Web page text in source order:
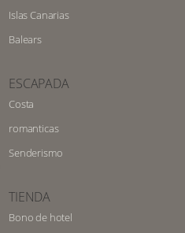
Islas Canarias
Balears
ESCAPADA
Costa
romanticas
Senderismo
TIENDA
Bono de hotel